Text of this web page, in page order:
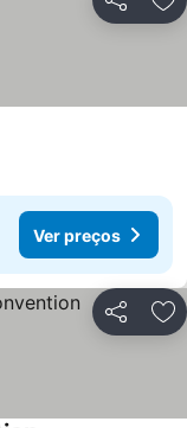
Partilhar
Ver preços
Partilhar